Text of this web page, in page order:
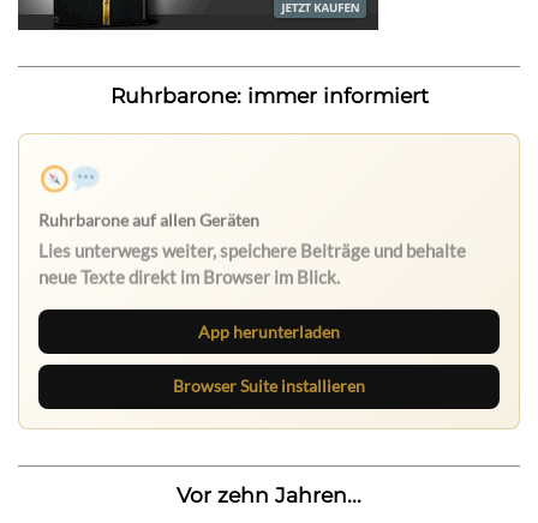
Ruhrbarone: immer informiert
Ruhrbarone auf allen Geräten
Lies unterwegs weiter, speichere Beiträge und behalte
neue Texte direkt im Browser im Blick.
App herunterladen
Browser Suite installieren
Vor zehn Jahren...